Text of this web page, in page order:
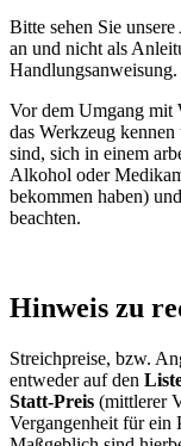
Bitte sehen Sie
an und nicht als
Handlungsanweisung.
Vor dem Umgang mit
das Werkzeug
sind, sich in einem
Alkohol oder
bekommen haben)
beachten.
Hinweis zu
Streichpreise, bzw.
entweder auf den
Statt-Preis (mittlerer
Vergangenheit für ein